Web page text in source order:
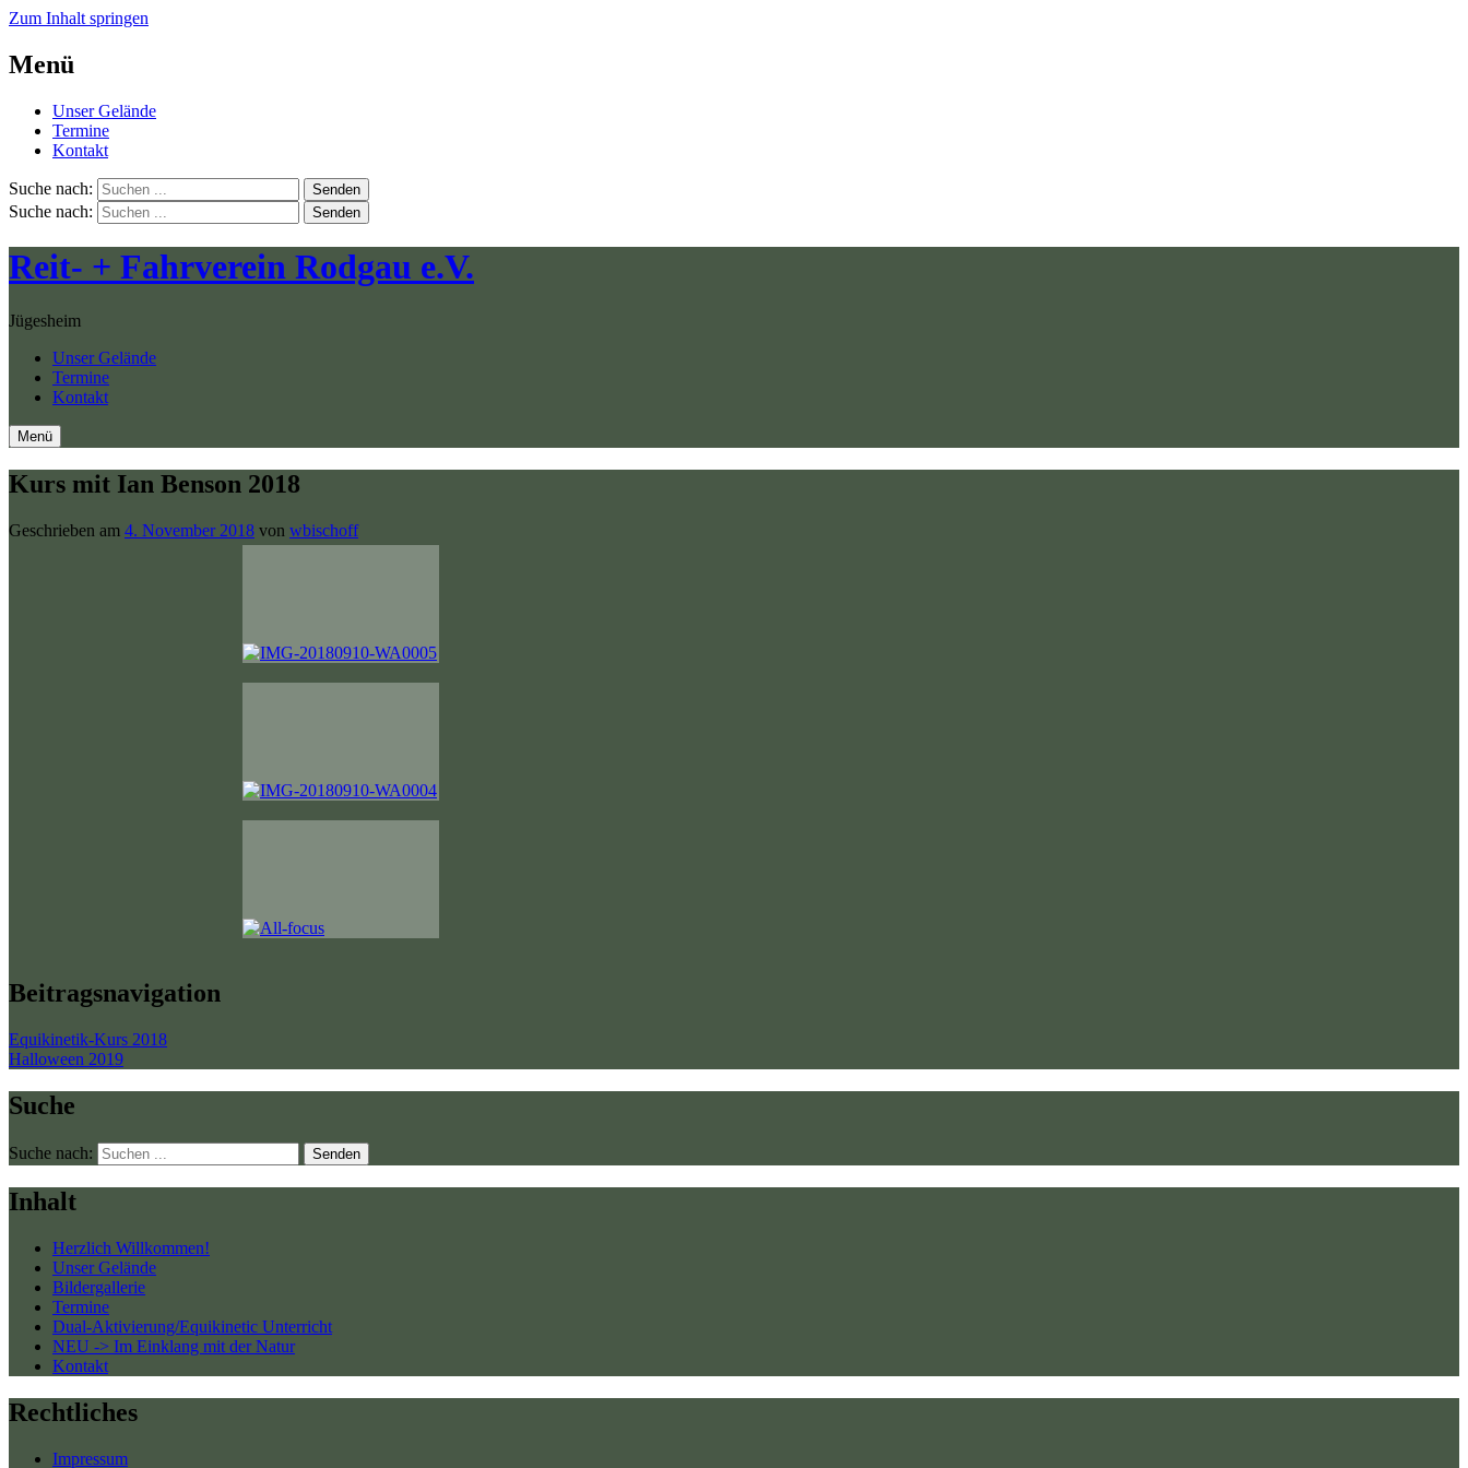
Zum Inhalt springen
Menü
Unser Gelände
Termine
Kontakt
Suche nach: Senden
Suche nach: Senden
Reit- + Fahrverein Rodgau e.V.
Jügesheim
Unser Gelände
Termine
Kontakt
Menü
Kurs mit Ian Benson 2018
Geschrieben am 4. November 2018 von wbischoff
Beitragsnavigation
Equikinetik-Kurs 2018
Halloween 2019
Suche
Suche nach: Senden
Inhalt
Herzlich Willkommen!
Unser Gelände
Bildergallerie
Termine
Dual-Aktivierung/Equikinetic Unterricht
NEU -> Im Einklang mit der Natur
Kontakt
Rechtliches
Impressum